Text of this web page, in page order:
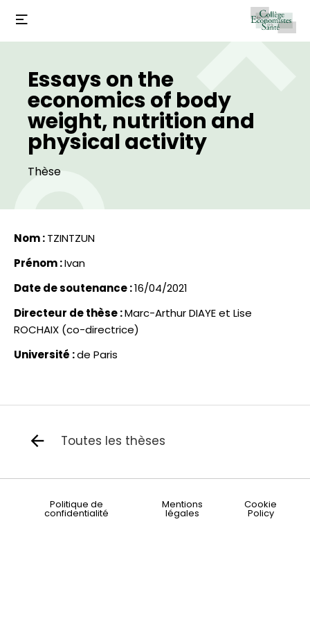
Essays on the
economics of body
weight, nutrition and
physical activity
Thèse
Nom :TZINTZUN
Prénom :Ivan
Date de soutenance :16/04/2021
Directeur de thèse :Marc-Arthur DIAYE et Lise
ROCHAIX (co-directrice)
Université :de Paris
Toutes les thèses
Politique de
confidentialité
Mentions
légales
Cookie
Policy